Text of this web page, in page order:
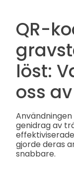
QR-
löst:
oss
genidrag av
gjorde deras
snabbare.